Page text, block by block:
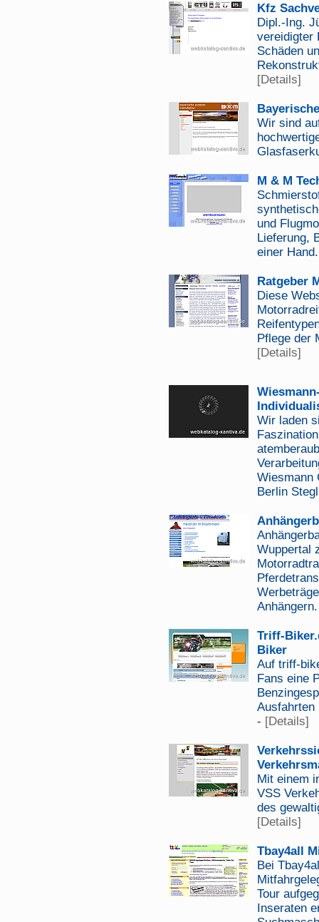
Kfz
Dipl.-Ing.
vereidigter
Schäden
[Details]
Wir sind
M & M
und
Lieferung,
einer
Ratgeber
Diese
Pflege der
[Details]
Wir laden
Wiesmann
Berlin
Wuppertal
Triff-
Biker
Auf triff-
Fans eine
Ausfahrten
- [Details]
Mit einem
VSS
des
[Details]
Tbay4all
Bei
Tour
Inseraten